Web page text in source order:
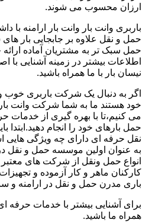
ارزان محسوب می شوند.
باربری وانت بار وانت بار ارامنه با
حمل و نقل علاوه بر جابجایی بار
حمل سبک تر به مشتریان آماده
اطلاعات بیشتر در زمینه آشنایی با
نیسان بار با ما همراه باشید.
اگر به دنبال یک شرکت باربری خوب
خود هستند ما به شما شرکت وانت بار
می کنیم،تا با بهره گیری از خدمات
حمل بارهای خود را انجام
نقل حرفه ای دارای چه ویژگی هایی
به عنوان اولین موسسه حمل و نقل در
انواع حمل ونقل از شرکت های معتبر
کارکنان ماهر و کار آزموده و
باری مدرن حمل و نقل در ارامنه و
برای آشنایی بیشتر با خدمات حرفه
همراه ما باشید.